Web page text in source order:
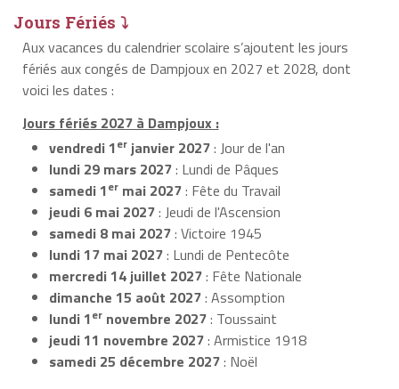
Jours Fériés ⤵
Aux vacances du calendrier scolaire s’ajoutent les jours
fériés aux congés de Dampjoux en 2027 et 2028, dont
voici les dates :
Jours fériés 2027 à Dampjoux :
vendredi 1er janvier 2027: Jour de l'an
lundi 29 mars 2027: Lundi de Pâques
samedi 1er mai 2027: Fête du Travail
jeudi 6 mai 2027: Jeudi de l'Ascension
samedi 8 mai 2027: Victoire 1945
lundi 17 mai 2027: Lundi de Pentecôte
mercredi 14 juillet 2027: Fête Nationale
dimanche 15 août 2027: Assomption
lundi 1er novembre 2027: Toussaint
jeudi 11 novembre 2027: Armistice 1918
samedi 25 décembre 2027: Noël